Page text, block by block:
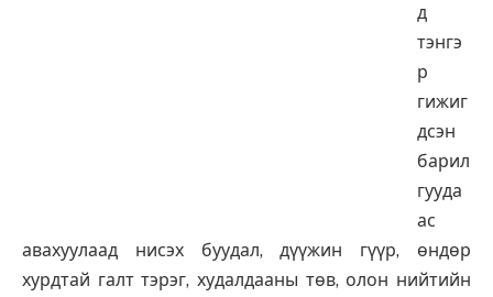
д
тэнгэ
р
гижиг
дсэн
барил
гууда
ас
авахуулаад нисэх буудал, дүүжин гүүр, өндөр
хурдтай галт тэрэг, худалдааны төв, олон нийтийн